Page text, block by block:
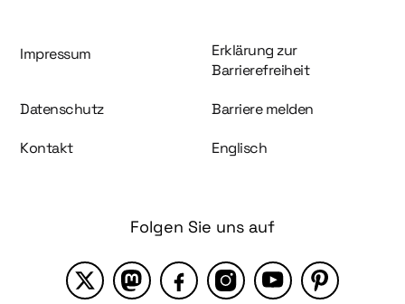
Information und Service
Impressum
Erklärung zur
Barrierefreiheit
Datenschutz Barriere melden
Kontakt Englisch
Folgen Sie uns auf